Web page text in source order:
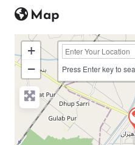
Map
+
−
Press Enter key to